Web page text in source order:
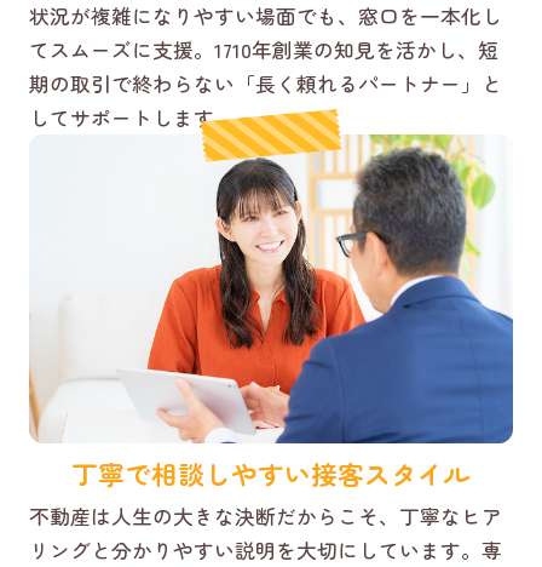
状況が複雑になりやすい場面でも、窓口を一本化し
てスムーズに支援。1710年創業の知見を活かし、短
期の取引で終わらない「長く頼れるパートナー」と
してサポートします。
丁寧で相談しやすい接客スタイル
不動産は人生の大きな決断だからこそ、丁寧なヒア
リングと分かりやすい説明を大切にしています。専